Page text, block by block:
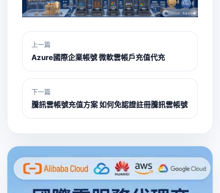
上一篇
Azure國際企業帳號 微軟雲帳戶充值代充
下一篇
騰訊雲帳號充值方案 如何免認證註冊騰訊雲帳號